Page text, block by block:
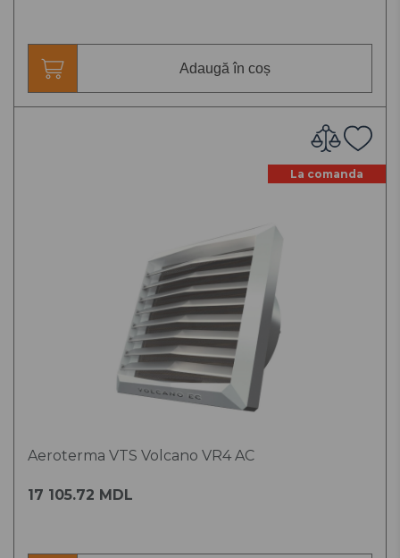
Adaugă în coș
La comanda
Aeroterma VTS Volcano VR4 AC
17 105.72 MDL